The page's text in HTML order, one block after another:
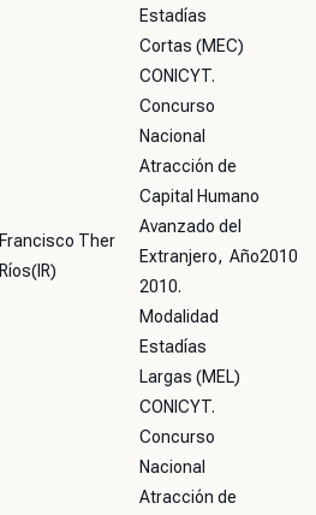
Estadías
Cortas (MEC)
CONICYT.
Francisco Ther
Ríos(IR)
Concurso
Nacional
Atracción de
Capital Humano
Avanzado del
Extranjero, Año
2010.
Modalidad
Estadías
Largas (MEL)
CONICYT.
2010
Concurso
Nacional
Atracción de